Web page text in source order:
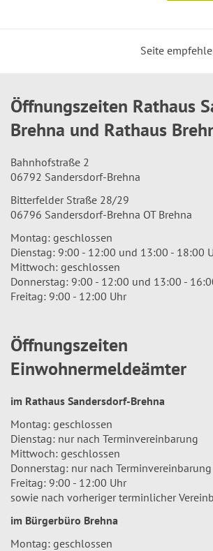
Seite
Öffnungszeiten Rathaus
Brehna und Rathaus
Bahnhofstraße 2
06792 Sandersdorf-Brehna
Bitterfelder Straße 28/29
06796 Sandersdorf-Brehna OT Brehna
Montag: geschlossen
Dienstag: 9:00 - 12:00 und 13:00 - 18:00
Mittwoch: geschlossen
Donnerstag: 9:00 - 12:00 und 13:00 -
Freitag: 9:00 - 12:00 Uhr
Öffnungszeiten
Einwohnermeldeämter
im Rathaus Sandersdorf-Brehna
Montag: geschlossen
Dienstag: nur nach Terminvereinbarung
Mittwoch: geschlossen
Donnerstag: nur nach Terminvereinbarung
Freitag: 9:00 - 12:00 Uhr
sowie nach vorheriger terminlicher
im Bürgerbüro Brehna
Montag: geschlossen